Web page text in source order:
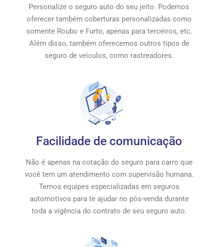
Personalize o seguro auto do seu jeito. Podemos
oferecer também coberturas personalizadas como
somente Roubo e Furto, apenas para terceiros, etc.
Além disso, também oferecemos outros tipos de
seguro de veículos, como rastreadores.
Facilidade de comunicação
Não é apenas na cotação do seguro para carro que
você tem um atendimento com supervisão humana.
Temos equipes especializadas em seguros
automotivos para te ajudar no pós-venda durante
toda a vigência do contrato de seu seguro auto.